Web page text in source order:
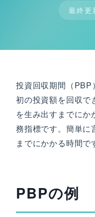
最終更
投資回収期間（PBP
初の投資額を回収で
を生み出すまでに
務指標です。簡単に
までにかかる時間で
PBPの例